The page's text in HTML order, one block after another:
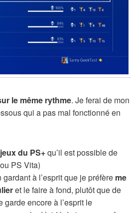
le même rythme. Je ferai de mon
qui a pas mal fonctionné en
du PS+qu’il est possible de
PS Vita)
à l’esprit que je préfère me
et le faire à fond, plutôt que de
encore à l’esprit le